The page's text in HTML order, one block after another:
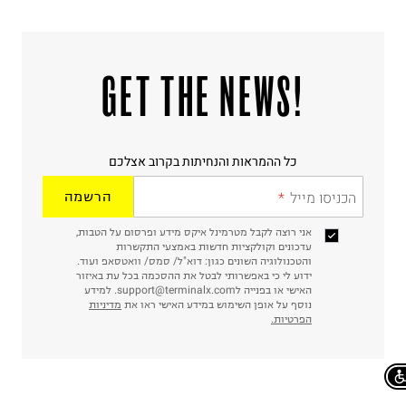
!GET THE NEWS
כל ההמראות והנחיתות בקרוב אצלכם
הכניסו מייל הרשמה
אני רוצה לקבל מטרמינל איקס מידע ופרסום על הטבות,
עדכונים וקולקציות חדשות באמצעי התקשרות
והטכנולוגיה השונים כגון: דוא"ל/ סמס/ וואטסאפ ועוד.
ידוע לי כי באפשרותי לבטל את ההסכמה בכל עת באיזור
האישי או בפנייה לsupport@terminalx.com. למידע
נוסף על אופן השימוש במידע האישי ראו את מדיניות
הפרטיות.